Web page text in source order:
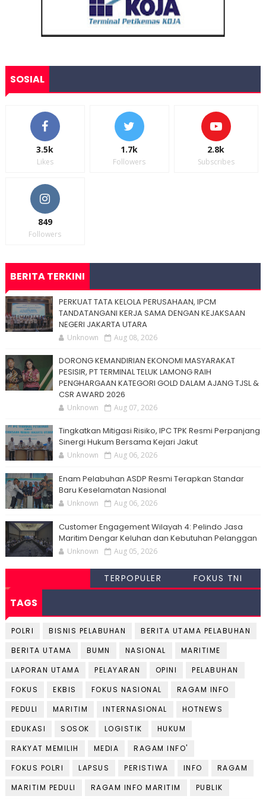
SOSIAL
3.5k
Likes
1.7k
Followers
2.8k
Subscribes
849
Followers
BERITA TERKINI
PERKUAT TATA KELOLA PERUSAHAAN, IPCM
TANDATANGANI KERJA SAMA DENGAN KEJAKSAAN
NEGERI JAKARTA UTARA
Unknown Aug 08, 2026
DORONG KEMANDIRIAN EKONOMI MASYARAKAT
PESISIR, PT TERMINAL TELUK LAMONG RAIH
PENGHARGAAN KATEGORI GOLD DALAM AJANG TJSL &
CSR AWARD 2026
Unknown Aug 07, 2026
Tingkatkan Mitigasi Risiko, IPC TPK Resmi Perpanjang
Sinergi Hukum Bersama Kejari Jakut
Unknown Aug 06, 2026
Enam Pelabuhan ASDP Resmi Terapkan Standar
Baru Keselamatan Nasional
Unknown Aug 06, 2026
Customer Engagement Wilayah 4: Pelindo Jasa
Maritim Dengar Keluhan dan Kebutuhan Pelanggan
Unknown Aug 05, 2026
TERPOPULER FOKUS TNI
TAGS
POLRI BISNIS PELABUHAN
BERITA UTAMA PELABUHAN
BERITA UTAMA
BUMN NASIONAL
MARITIME
LAPORAN UTAMA
PELAYARAN OPINI
PELABUHAN
FOKUS
EKBIS FOKUS NASIONAL
RAGAM INFO
PEDULI
MARITIM INTERNASIONAL
HOTNEWS
EDUKASI
SOSOK LOGISTIK
HUKUM
RAKYAT MEMILIH
MEDIA
RAGAM INFO'
FOKUS POLRI
LAPSUS PERISTIWA INFO
RAGAM
MARITIM PEDULI
RAGAM INFO MARITIM
PUBLIK